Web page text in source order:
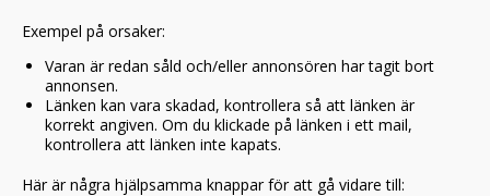
Exempel på orsaker:
Varan är redan såld och/eller annonsören har tagit bort
annonsen.
Länken kan vara skadad, kontrollera så att länken är
korrekt angiven. Om du klickade på länken i ett mail,
kontrollera att länken inte kapats.
Här är några hjälpsamma knappar för att gå vidare till: